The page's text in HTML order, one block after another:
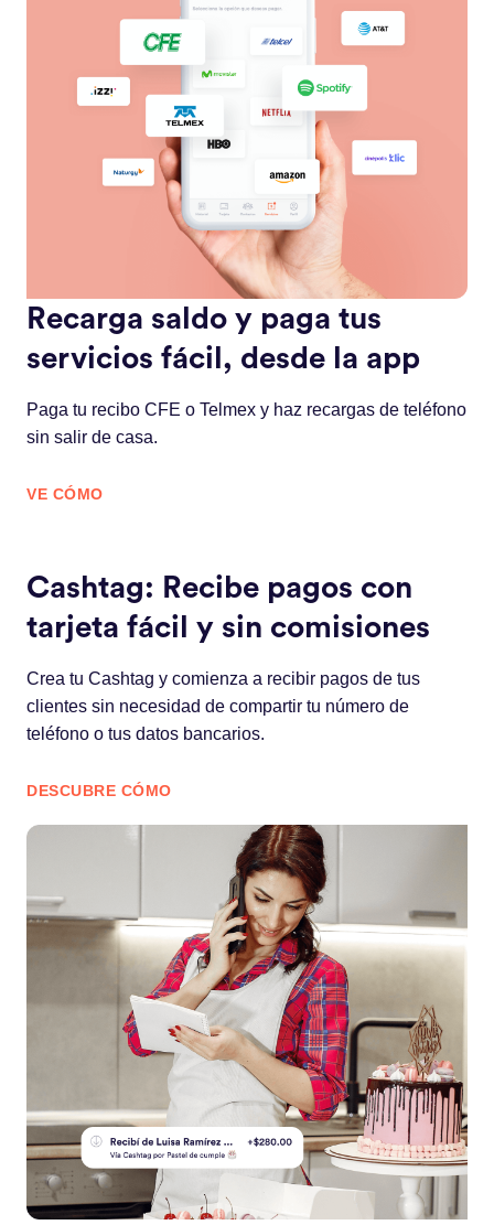
Recarga saldo y paga tus
servicios fácil, desde la app
Paga tu recibo CFE o Telmex y haz recargas de teléfono
sin salir de casa.
VE CÓMO
Cashtag: Recibe pagos con
tarjeta fácil y sin comisiones
Crea tu Cashtag y comienza a recibir pagos de tus
clientes sin necesidad de compartir tu número de
teléfono o tus datos bancarios.
DESCUBRE CÓMO